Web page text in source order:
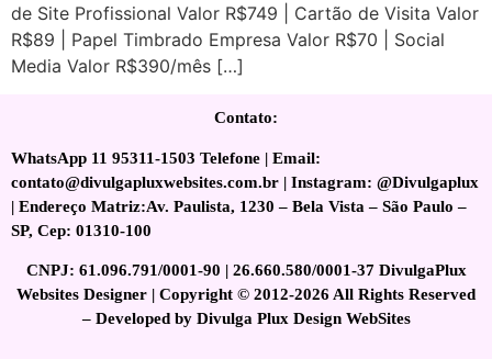
de Site Profissional Valor R$749 | Cartão de Visita Valor
R$89 | Papel Timbrado Empresa Valor R$70 | Social
Media Valor R$390/mês […]
Contato:
WhatsApp 11 95311-1503 Telefone | Email:
contato@divulgapluxwebsites.com.br | Instagram: @Divulgaplux
| Endereço Matriz:Av. Paulista, 1230 – Bela Vista – São Paulo –
SP, Cep: 01310-100
CNPJ: 61.096.791/0001-90 | 26.660.580/0001-37 DivulgaPlux
Websites Designer | Copyright © 2012-2026 All Rights Reserved
– Developed by Divulga Plux Design WebSites